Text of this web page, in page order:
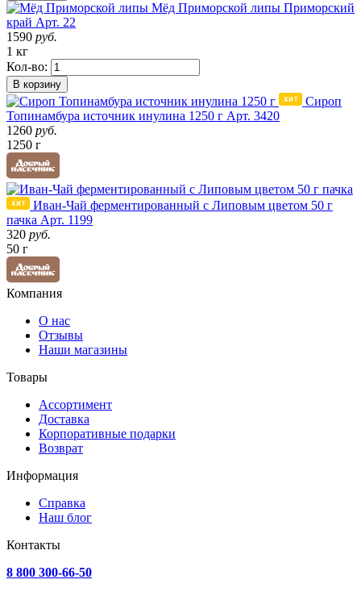
Мёд Приморской липы Приморский
край Арт. 22
1590 руб.
1 кг
Кол-во:
В корзину
Сироп
Топинамбура источник инулина 1250 г Арт. 3420
1260 руб.
1250 г
Иван-Чай ферментированный с Липовым цветом 50 г
пачка Арт. 1199
320 руб.
50 г
Компания
О нас
Отзывы
Наши магазины
Товары
Ассортимент
Доставка
Корпоративные подарки
Возврат
Информация
Справка
Наш блог
Контакты
8 800 300-66-50